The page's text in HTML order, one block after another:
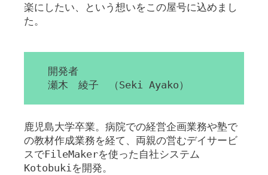
楽にしたい、という想いをこの屋号に込めまし
た。
開発者
瀬木 綾子 （Seki Ayako）
鹿児島大学卒業。病院での経営企画業務や塾で
の教材作成業務を経て、両親の営むデイサービ
スでFileMakerを使った自社システム
Kotobukiを開発。